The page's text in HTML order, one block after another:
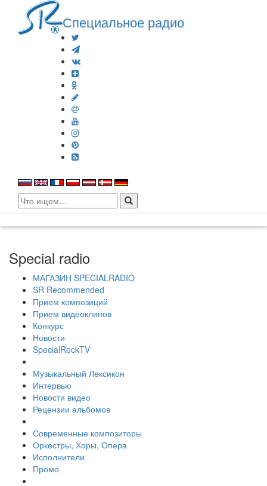
Специальное радио
Search
for:
Special radio
МАГАЗИН SPECIALRADIO
SR Recommended
Прием композиций
Прием видеоклипов
Конкурс
Новости
SpecialRockTV
Музыкальный Лексикон
Интервью
Новости видео
Рецензии альбомов
Современные композиторы
Оркестры, Хоры, Опера
Исполнители
Промо